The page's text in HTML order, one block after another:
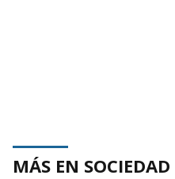
MÁS EN SOCIEDAD